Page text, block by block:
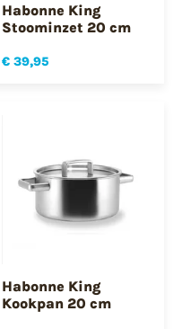
Habonne King
Stoominzet 20 cm
€ 39,95
Habonne King
Kookpan 20 cm